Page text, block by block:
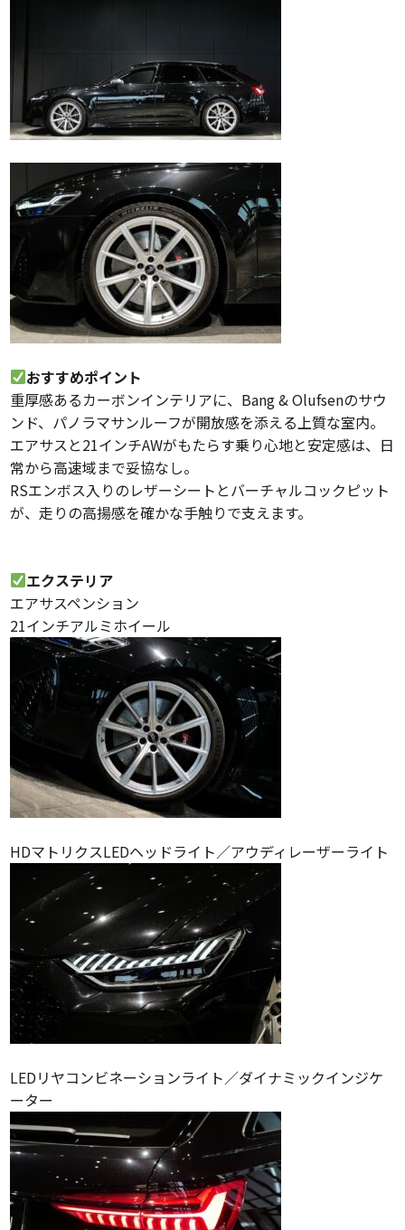
おすすめポイント
重厚感あるカーボンインテリアに、Bang & Olufsenのサウ
ンド、パノラマサンルーフが開放感を添える上質な室内。
エアサスと21インチAWがもたらす乗り心地と安定感は、日
常から高速域まで妥協なし。
RSエンボス入りのレザーシートとバーチャルコックピット
が、走りの高揚感を確かな手触りで支えます。
エクステリア
エアサスペンション
21インチアルミホイール
HDマトリクスLEDヘッドライト／アウディレーザーライト
LEDリヤコンビネーションライト／ダイナミックインジケ
ーター